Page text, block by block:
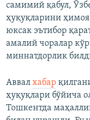
самимий қабул,
ҳуқуқларини
юксак эътибор
амалий чоралар
миннатдорлик
Аввал хабар
ҳуқуқлари бўйича
Тошкентда